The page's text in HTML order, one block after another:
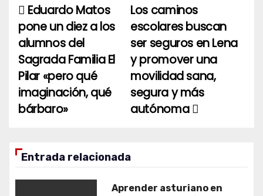
Navegación
de
entradas
Los caminos
escolares buscan
ser seguros en Lena
y promover una
movilidad sana,
segura y más
autónoma
Eduardo Matos
pone un diez a los
alumnos del
Sagrada Familia El
Pilar «pero qué
imaginación, qué
bárbaro»
Entrada relacionada
Aprender asturiano en